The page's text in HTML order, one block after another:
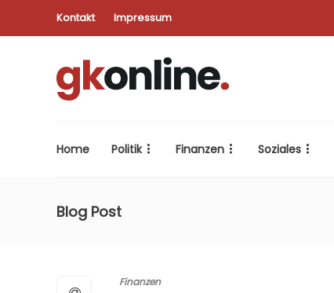
Kontakt Impressum
Home Politik Finanzen Soziales
Blog Post
Finanzen